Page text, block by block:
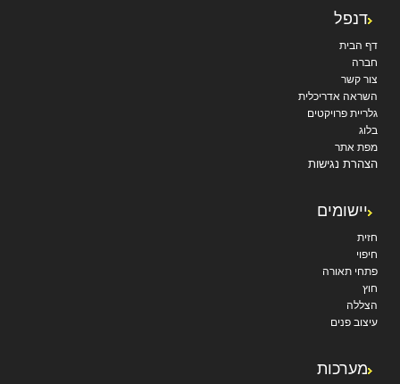
דנפל
דף הבית
חברה
צור קשר
השראה אדריכלית
גלריית פרויקטים
בלוג
מפת אתר
הצהרת נגישות
יישומים
חזית
חיפוי
פתחי תאורה
חוץ
הצללה
עיצוב פנים
מערכות